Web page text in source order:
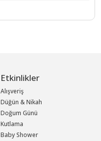
Etkinlikler
Alışveriş
Düğün & Nikah
Doğum Günü
Kutlama
Baby Shower